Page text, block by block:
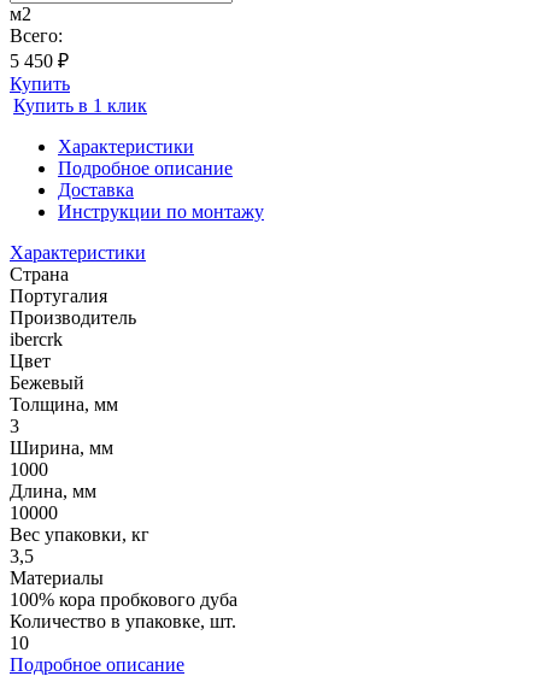
м2
Всего:
5 450 ₽
Купить
Купить в 1 клик
Характеристики
Подробное описание
Доставка
Инструкции по монтажу
Характеристики
Страна
Португалия
Производитель
ibercrk
Цвет
Бежевый
Толщина, мм
3
Ширина, мм
1000
Длина, мм
10000
Вес упаковки, кг
3,5
Материалы
100% кора пробкового дуба
Количество в упаковке, шт.
10
Подробное описание